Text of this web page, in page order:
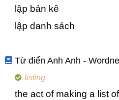
lập bản kê
lập danh sách
Từ điển Anh Anh -
listing
the act of making a list